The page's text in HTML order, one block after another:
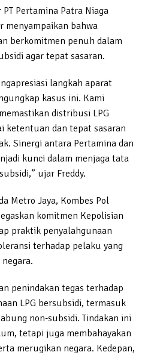
Pertamina Patra Niaga
menyampaikan bahwa
berkomitmen penuh dalam
agar tepat sasaran.
langkah aparat
kasus ini. Kami
distribusi LPG
ketentuan dan tepat sasaran
Sinergi antara Pertamina dan
kunci dalam menjaga tata
ujar Freddy.
Metro Jaya, Kombes Pol
komitmen Kepolisian
praktik penyalahgunaan
terhadap pelaku yang
penindakan tegas terhadap
LPG bersubsidi, termasuk
non-subsidi. Tindakan ini
tetapi juga membahayakan
merugikan negara. Kedepan,